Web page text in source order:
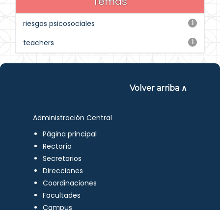
1
riesgos psicosociales
1
teachers
Volver arriba ∧
Administración Central
Página principal
Rectoría
Secretarios
Direcciones
Coordinaciones
Facultades
Campus